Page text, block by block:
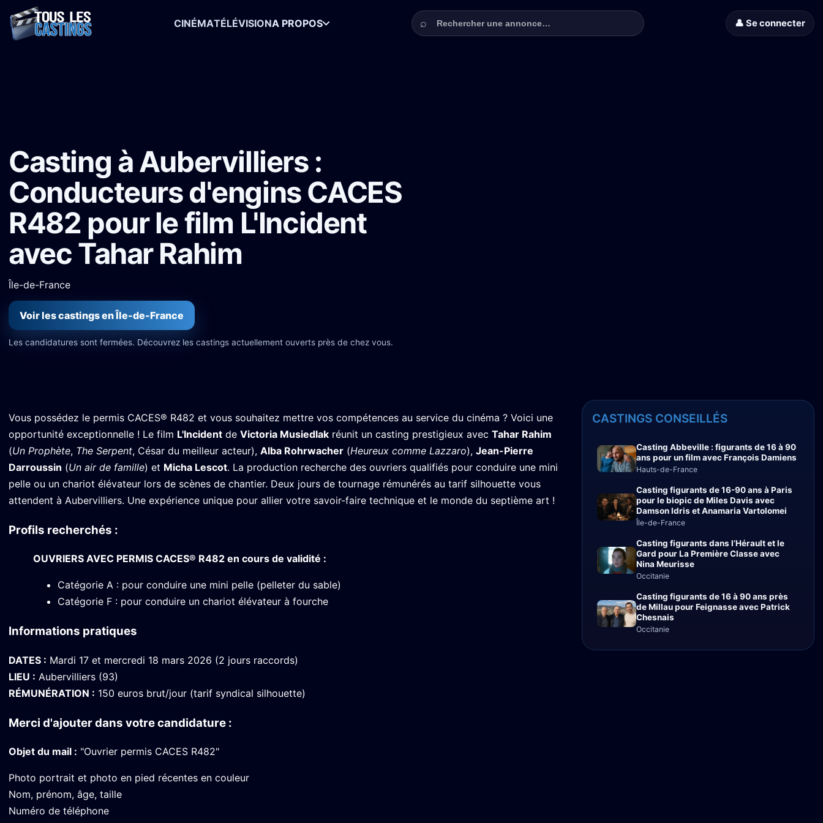
CINÉMATÉLÉVISIONA PROPOS Rechercher une annonce
⌕ 👤 Se connecter
Casting à Aubervilliers :
Conducteurs d'engins CACES
R482 pour le film L'Incident
avec Tahar Rahim
Île-de-France
Voir les castings en Île-de-France
Les candidatures sont fermées. Découvrez les castings actuellement ouverts près de chez vous.
Vous possédez le permis CACES® R482 et vous souhaitez mettre vos compétences au service du cinéma ? Voici une
opportunité exceptionnelle ! Le film L'Incident de Victoria Musiedlak réunit un casting prestigieux avec Tahar Rahim
(Un Prophète, The Serpent, César du meilleur acteur), Alba Rohrwacher (Heureux comme Lazzaro), Jean-Pierre
Darroussin (Un air de famille) et Micha Lescot. La production recherche des ouvriers qualifiés pour conduire une mini
pelle ou un chariot élévateur lors de scènes de chantier. Deux jours de tournage rémunérés au tarif silhouette vous
attendent à Aubervilliers. Une expérience unique pour allier votre savoir-faire technique et le monde du septième art !
Profils recherchés :
OUVRIERS AVEC PERMIS CACES® R482 en cours de validité :
Catégorie A : pour conduire une mini pelle (pelleter du sable)
Catégorie F : pour conduire un chariot élévateur à fourche
Informations pratiques
DATES : Mardi 17 et mercredi 18 mars 2026 (2 jours raccords)
LIEU : Aubervilliers (93)
RÉMUNÉRATION : 150 euros brut/jour (tarif syndical silhouette)
Merci d'ajouter dans votre candidature :
Objet du mail : "Ouvrier permis CACES R482"
Photo portrait et photo en pied récentes en couleur
Nom, prénom, âge, taille
Numéro de téléphone
CASTINGS CONSEILLÉS
Casting Abbeville : figurants de 16 à 90
ans pour un film avec François Damiens
Hauts-de-France
Casting figurants de 16-90 ans à Paris
pour le biopic de Miles Davis avec
Damson Idris et Anamaria Vartolomei
Île-de-France
Casting figurants dans l’Hérault et le
Gard pour La Première Classe avec
Nina Meurisse
Occitanie
Casting figurants de 16 à 90 ans près
de Millau pour Feignasse avec Patrick
Chesnais
Occitanie